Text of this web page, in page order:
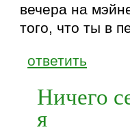
вечера на
того, что ты в
ответить
Ничего
я